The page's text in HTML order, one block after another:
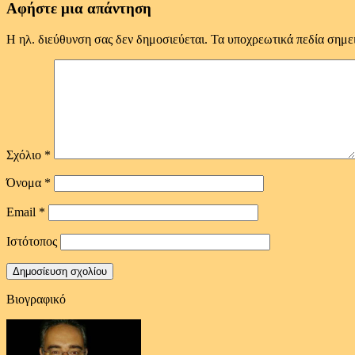
Αφήστε μια απάντηση
Η ηλ. διεύθυνση σας δεν δημοσιεύεται. Τα υποχρεωτικά πεδία
Σχόλιο *
Όνομα *
Email *
Ιστότοπος
Βιογραφικό